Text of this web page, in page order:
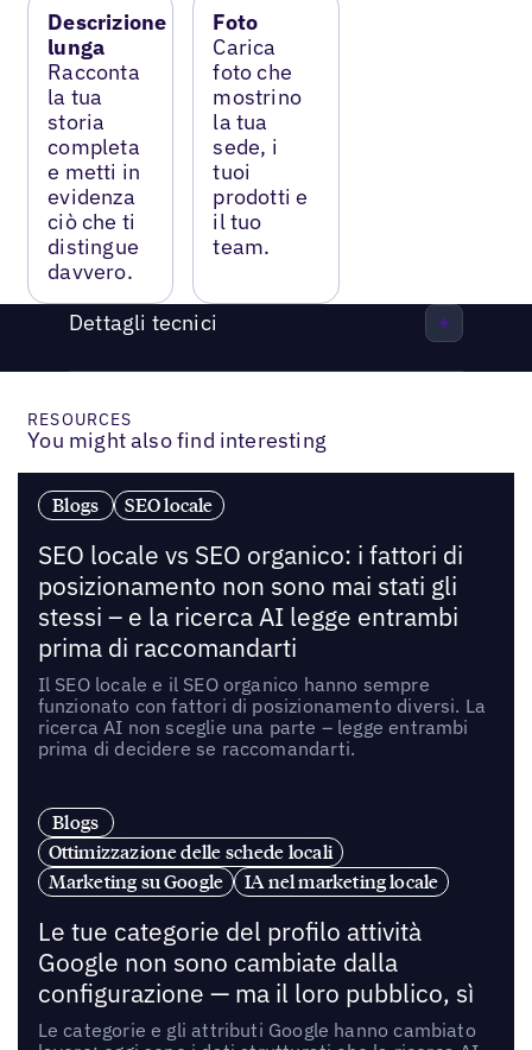
Descrizione
lunga
Racconta
la tua
storia
completa
e metti in
evidenza
ciò che ti
distingue
davvero.
Foto
Carica
foto che
mostrino
la tua
sede, i
tuoi
prodotti e
il tuo
team.
Dettagli tecnici
RESOURCES
You might also find interesting
Blogs SEO locale
SEO locale vs SEO organico: i fattori di
posizionamento non sono mai stati gli
stessi – e la ricerca AI legge entrambi
prima di raccomandarti
Il SEO locale e il SEO organico hanno sempre
funzionato con fattori di posizionamento diversi. La
ricerca AI non sceglie una parte – legge entrambi
prima di decidere se raccomandarti.
Blogs
Ottimizzazione delle schede locali
Marketing su Google
IA nel marketing locale
Le tue categorie del profilo attività
Google non sono cambiate dalla
configurazione — ma il loro pubblico, sì
Le categorie e gli attributi Google hanno cambiato